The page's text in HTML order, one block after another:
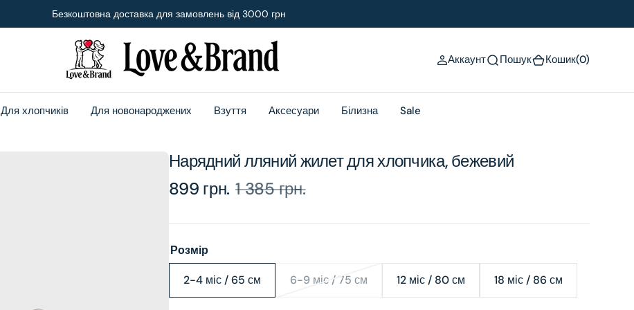
Безкоштовна доставка для замовлень від 3000 грн
Аккаунт Пошук Кошик(0)
Для хлопчиків Для новонароджених Взуття Аксесуари Білизна Sale
Нарядний лляний жилет для хлопчика, бежевий
Sale
price
899 грн.
Regular
price
1 385 грн.
Розмір
2-4 міс / 65 см
Variant
sold
6-9 міс / 75 см
Variant
12 міс / 80 см
Variant
sold
18 міс / 86 см
Variant
sold